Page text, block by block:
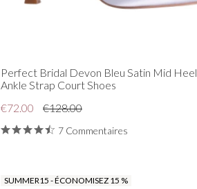
Perfect Bridal Devon Bleu Satin Mid Heel
Ankle Strap Court Shoes
€72.00
€128.00
7 Commentaires
SUMMER15 - ÉCONOMISEZ 15 %